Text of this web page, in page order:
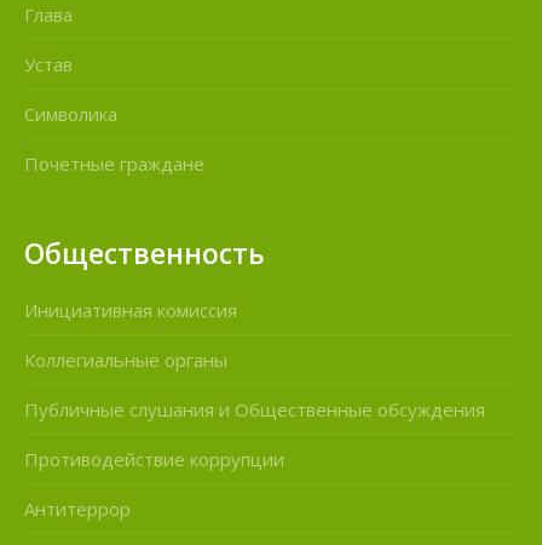
Глава
Устав
Символика
Почетные граждане
Общественность
Инициативная комиссия
Коллегиальные органы
Публичные слушания и Общественные обсуждения
Противодействие коррупции
Антитеррор